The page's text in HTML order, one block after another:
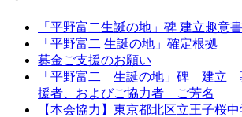
「平野富二生誕の地」碑 建立趣意書
「平野富二 生誕の地」確定根拠
募金ご支援のお願い
「平野富二 生誕の地」碑 建立
援者、およびご協力者 ご芳名
【本会協力】東京都北区立王子桜